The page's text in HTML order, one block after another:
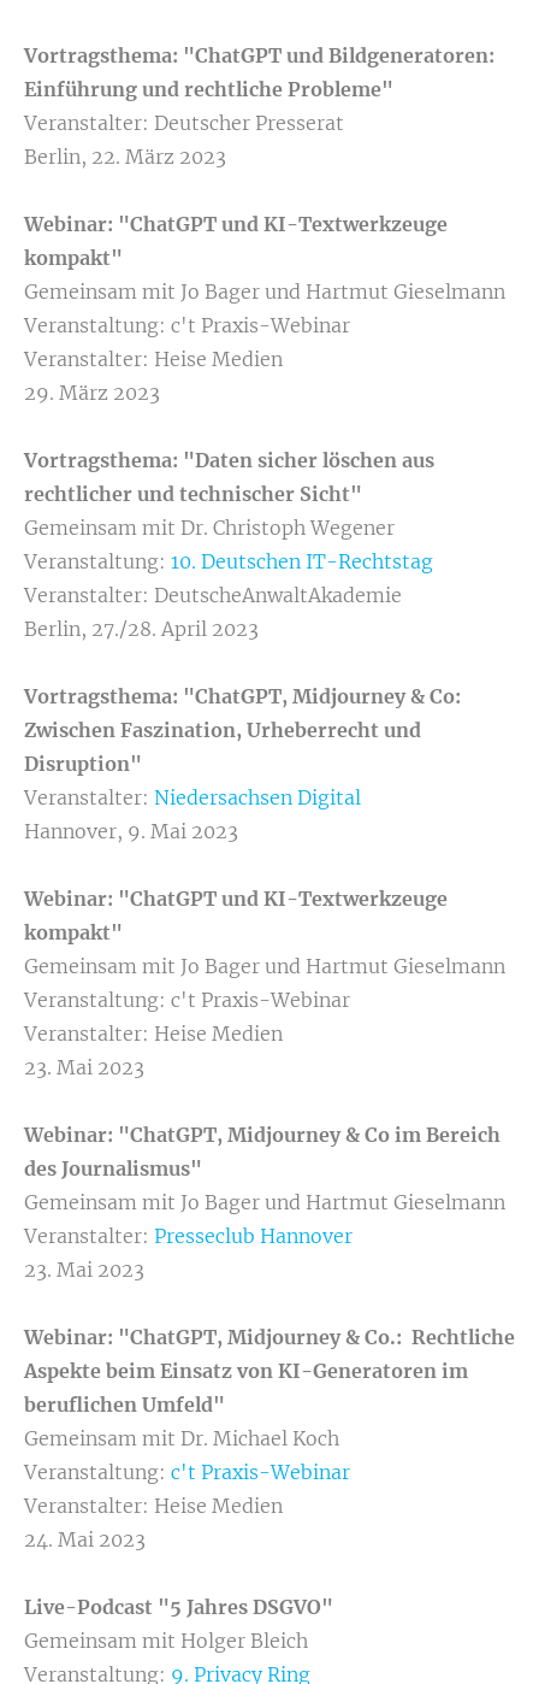
Vortragsthema: "ChatGPT und Bildgeneratoren:
Einführung und rechtliche Probleme"
Veranstalter: Deutscher Presserat
Berlin, 22. März 2023
Webinar: "ChatGPT und KI-Textwerkzeuge
kompakt"
Gemeinsam mit Jo Bager und Hartmut Gieselmann
Veranstaltung: c't Praxis-Webinar
Veranstalter: Heise Medien
29. März 2023
Vortragsthema: "Daten sicher löschen aus
rechtlicher und technischer Sicht"
Gemeinsam mit Dr. Christoph Wegener
Veranstaltung: 10. Deutschen IT-Rechtstag
Veranstalter: DeutscheAnwaltAkademie
Berlin, 27./28. April 2023
Vortragsthema: "ChatGPT, Midjourney & Co:
Zwischen Faszination, Urheberrecht und
Disruption"
Veranstalter: Niedersachsen Digital
Hannover, 9. Mai 2023
Webinar: "ChatGPT und KI-Textwerkzeuge
kompakt"
Gemeinsam mit Jo Bager und Hartmut Gieselmann
Veranstaltung: c't Praxis-Webinar
Veranstalter: Heise Medien
23. Mai 2023
Webinar: "ChatGPT, Midjourney & Co im Bereich
des Journalismus"
Gemeinsam mit Jo Bager und Hartmut Gieselmann
Veranstalter: Presseclub Hannover
23. Mai 2023
Webinar: "ChatGPT, Midjourney & Co.: Rechtliche
Aspekte beim Einsatz von KI-Generatoren im
beruflichen Umfeld"
Gemeinsam mit Dr. Michael Koch
Veranstaltung: c't Praxis-Webinar
Veranstalter: Heise Medien
24. Mai 2023
Live-Podcast "5 Jahres DSGVO"
Gemeinsam mit Holger Bleich
Veranstaltung: 9. Privacy Ring